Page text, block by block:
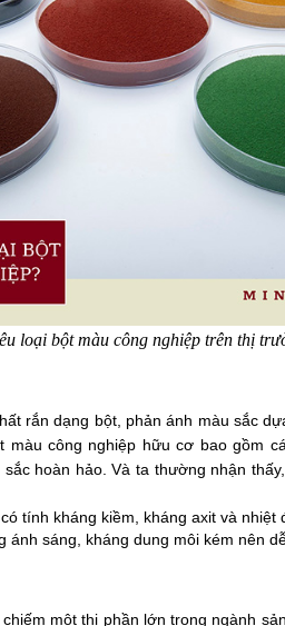
loại bột màu công nghiệp trên thị
rắn dạng bột, phản ánh màu sắc
công nghiệp hữu cơ bao gồm
hoàn hảo. Và ta thường nhận
tính kháng kiềm, kháng axit và nhiệt
sáng, kháng dung môi kém nên
một thị phần lớn trong ngành